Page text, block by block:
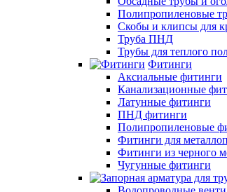
Полипропиленовые
Скобы и клипсы для
Труба ПНД
Трубы для теплого
Фитинги
Аксиальные фитинги
Канализационные
Латунные фитинги
ПНД фитинги
Полипропиленовые
Фитинги для
Фитинги из черного
Чугунные фитинги